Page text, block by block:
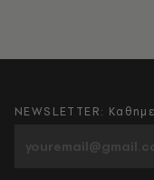
NEWSLETTER: